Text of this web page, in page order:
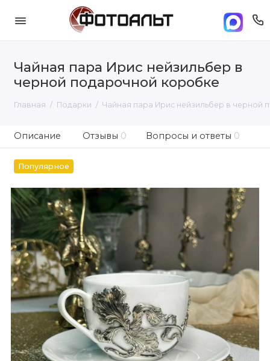
Чайная пара Ирис нейзильбер в
черной подарочной коробке
Главная Подарки Чайная пара Ирис нейзильбер в черной
Описание Отзывы 0 Вопросы и ответы 0
Популярное